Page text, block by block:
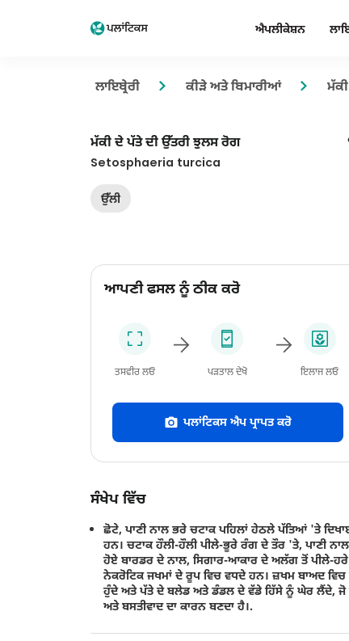
ਐਪਲੀਕੇਸ਼ਨ
ਲਾਇਬ੍ਰੇਰੀ ਕੀੜੇ ਅਤੇ ਬਿਮਾਰੀਆਂ
ਮੱਕੀ ਦੇ ਪੱਤੇ ਦੀ ਉੱਤਰੀ ਝੁਲਸ ਰੋਗ
Setosphaeria turcica
ਉੱਲੀ
ਆਪਣੀ ਫਸਲ ਨੂੰ ਠੀਕ ਕਰੋ
ਤਸਵੀਰ ਲਓ ਪੜਤਾਲ ਦੇਖੋ ਇਲਾਜ ਲਓ
ਪਲਾਂਟਿਕਸ ਐਪ ਪ੍ਰਾਪਤ ਕਰੋ
ਸੰਖੇਪ ਵਿੱਚ
ਛੋਟੇ, ਪਾਣੀ ਨਾਲ ਭਰੇ ਚਟਾਕ ਪਹਿਲਾਂ ਹੇਠਲੇ ਪੱਤਿਆਂ 'ਤੇ
ਹਨ। ਚਟਾਕ ਹੌਲੀ-ਹੌਲੀ ਪੀਲੇ-ਭੂਰੇ ਰੰਗ ਦੇ ਤੌਰ 'ਤੇ, ਪਾਣੀ
ਹੋਏ ਬਾਰਡਰ ਦੇ ਨਾਲ, ਸਿਗਾਰ-ਆਕਾਰ ਦੇ ਅਲੱਗ ਤੋਂ ਪੀਲੇ-ਹਰੇ
ਨੇਕਰੋਟਿਕ ਜਖਮਾਂ ਦੇ ਰੂਪ ਵਿਚ ਵਧਦੇ ਹਨ। ਜ਼ਖਮ ਬਾਅਦ
ਹੁੰਦੇ ਅਤੇ ਪੱਤੇ ਦੇ ਬਲੇਡ ਅਤੇ ਡੰਡਲ ਦੇ ਵੱਡੇ ਹਿੱਸੇ ਨੂੰ ਘੇਰ ਲੈਂਦੇ, ਜੋ
ਅਤੇ ਬਸਤੀਵਾਦ ਦਾ ਕਾਰਨ ਬਣਦਾ ਹੈ।.